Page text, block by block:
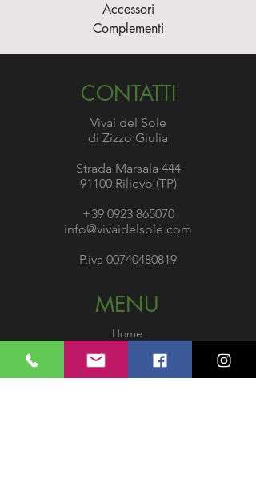
Accessori
Complementi
CONTATTI
Vivai del Sole
di Zizzo Giulia
Strada Marsala 444
91100 Rilievo (TP)
+39 0923 865070
info@vivaidelsole.com
P.iva 00740480819
MENU
Home
Chi siamo